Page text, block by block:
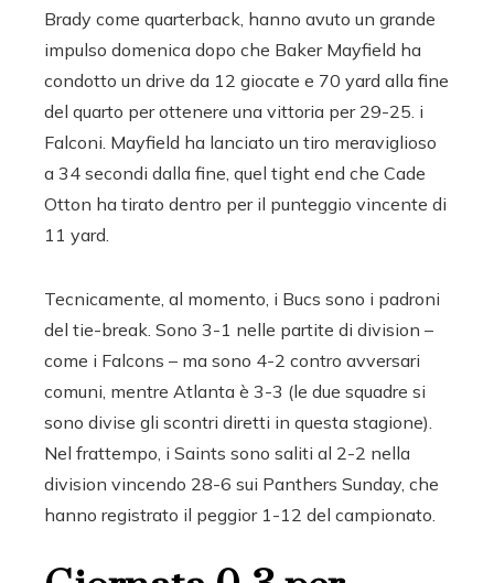
Brady come quarterback, hanno avuto un grande
impulso domenica dopo che Baker Mayfield ha
condotto un drive da 12 giocate e 70 yard alla fine
del quarto per ottenere una vittoria per 29-25. i
Falconi. Mayfield ha lanciato un tiro meraviglioso
a 34 secondi dalla fine, quel tight end che Cade
Otton ha tirato dentro per il punteggio vincente di
11 yard.
Tecnicamente, al momento, i Bucs sono i padroni
del tie-break. Sono 3-1 nelle partite di division –
come i Falcons – ma sono 4-2 contro avversari
comuni, mentre Atlanta è 3-3 (le due squadre si
sono divise gli scontri diretti in questa stagione).
Nel frattempo, i Saints sono saliti al 2-2 nella
division vincendo 28-6 sui Panthers Sunday, che
hanno registrato il peggior 1-12 del campionato.